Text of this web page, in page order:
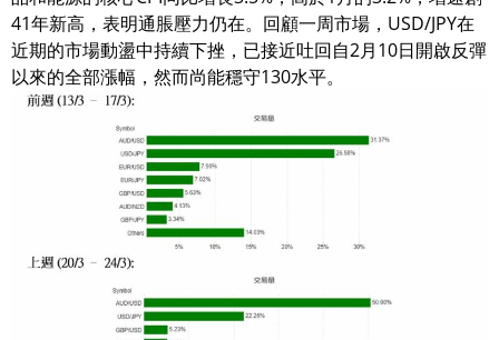
41年新高，表明通脹壓力仍在。回顧一周市場，USD/JPY在
近期的市場動盪中持續下挫，已接近吐回自2月10日開啟反彈
以來的全部漲幅，然而尚能穩守130水平。